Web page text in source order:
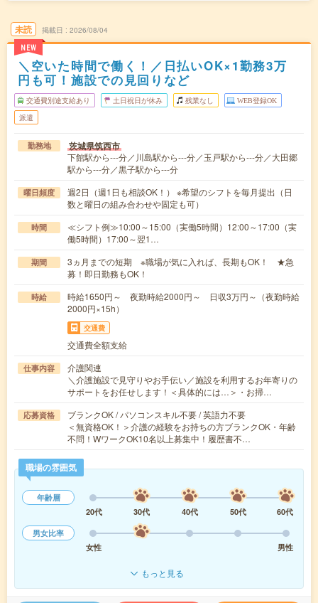
未読
NEW
掲載日 2026/08/04
＼空いた時間で働く！／日払いOK×1勤務3万
円も可！施設での見回りなど
交通費別途支給あり 土日祝日が休み 残業なし WEB登録OK
派遣
勤務地 茨城県筑西市
下館駅から---分／川島駅から---分／玉戸駅から---分／大田郷
駅から---分／黒子駅から---分
曜日頻度
週2日（週1日も相談OK！） ※希望のシフトを毎月提出（日
数と曜日の組み合わせや固定も可）
時間
≪シフト例≫10:00～15:00（実働5時間）12:00～17:00（実
働5時間）17:00～翌1…
期間
3ヵ月までの短期 ※職場が気に入れば、長期もOK！ ★急
募！即日勤務もOK！
時給
時給1650円～ 夜勤時給2000円～ 日収3万円～（夜勤時給
2000円×15h）
交通費
交通費全額支給
仕事内容
介護関連
＼介護施設で見守りやお手伝い／施設を利用するお年寄りの
サポートをお任せします！＜具体的には…＞・お掃…
応募資格
ブランクOK / パソコンスキル不要 / 英語力不要
＜無資格OK！＞介護の経験をお持ちの方ブランクOK・年齢
不問！WワークOK10名以上募集中！履歴書不…
職場の雰囲気
年齢層
20代
30代 40代 50代
60代
男女比率
女性
男性
もっと見る